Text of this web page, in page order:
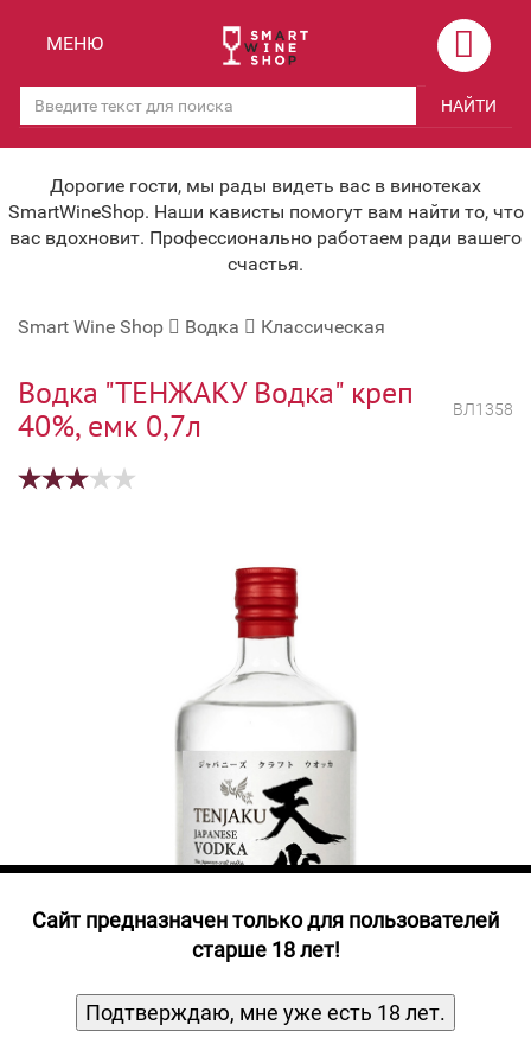
Скидки
Мероприятия
Корпоративным клиентам
Под заказ
Бонусная система
Наша команда
关于我们
Вино крепленое
Вино игристое и Шампанское
Вино безалкогольное
Бренди, Коньяк, Арманьяк
Виски и Бурбон
Пиво и слабоалк. напитки
Ликер
Продукты, Посуда, Аксессуары
МЕНЮ
НАЙТИ
Дорогие гости, мы рады видеть вас в винотеках
SmartWineShop. Наши кависты помогут вам найти то, что
вас вдохновит. Профессионально работаем ради вашего
счастья.
Smart Wine Shop Водка Классическая
Водка "ТЕНЖАКУ Водка" креп
40%, емк 0,7л
ВЛ1358
Cайт предназначен только для пользователей
старше 18 лет!
Подтверждаю, мне уже есть 18 лет.